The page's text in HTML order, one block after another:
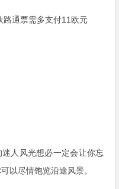
路通票需多支付11欧元
人风光想必一定会让你忘
以尽情饱览沿途风景。